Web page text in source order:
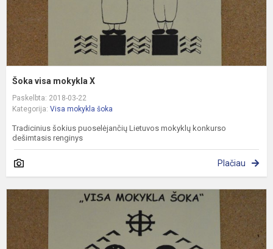
Šoka visa mokykla X
Paskelbta: 2018-03-22
Kategorija: Visa mokykla šoka
Tradicinius šokius puoselėjančių Lietuvos mokyklų konkurso
dešimtasis renginys
Plačiau